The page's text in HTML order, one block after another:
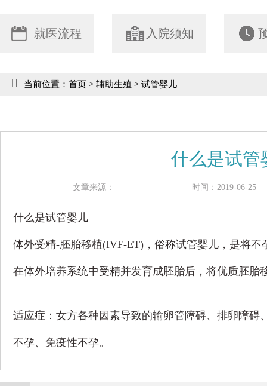
就医流程 入院须知
当前位置： 首页 > 辅助生殖 > 试管婴儿
什么是试管
文章来源： 时间：2019-06-
什么是试管婴儿
体外受精-胚胎移植(IVF-ET)，俗称试管婴儿，是将
在体外培养系统中受精并发育成胚胎后，将优质胚胎
适应症：女方各种因素导致的输卵管障碍、排卵障碍
不孕、免疫性不孕。